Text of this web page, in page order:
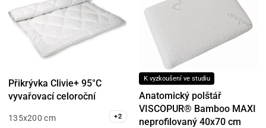
Přikrývka Clivie+ 95°C
vyvařovací celoroční
135x200 cm +2
K vyzkoušení ve studiu
Anatomický polštář
VISCOPUR® Bamboo MAXI
neprofilovaný 40x70 cm